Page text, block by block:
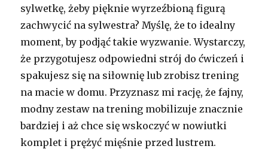
sylwetkę, żeby pięknie wyrzeźbioną figurą
zachwycić na sylwestra? Myślę, że to idealny
moment, by podjąć takie wyzwanie. Wystarczy,
że przygotujesz odpowiedni strój do ćwiczeń i
spakujesz się na siłownię lub zrobisz trening
na macie w domu. Przyznasz mi rację, że fajny,
modny zestaw na trening mobilizuje znacznie
bardziej i aż chce się wskoczyć w nowiutki
komplet i prężyć mięśnie przed lustrem.